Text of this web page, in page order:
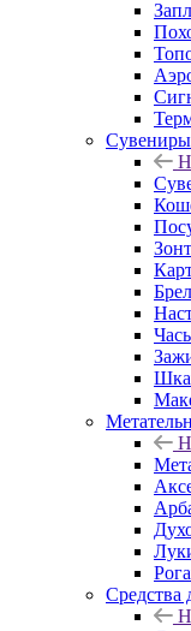
Сувениры
Средства